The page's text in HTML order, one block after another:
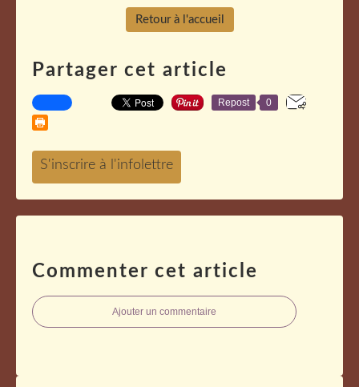
Retour à l'accueil
Partager cet article
Repost 0
Commenter cet article
Ajouter un commentaire